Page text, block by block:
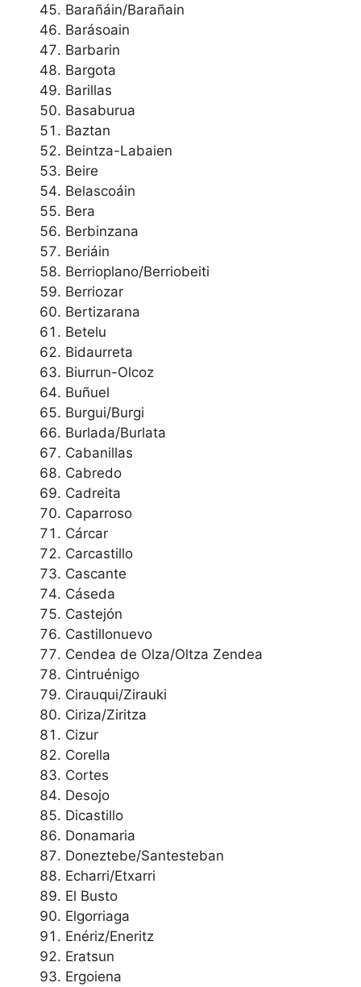
Barañáin/Barañain
Barásoain
Barbarin
Bargota
Barillas
Basaburua
Baztan
Beintza-Labaien
Beire
Belascoáin
Bera
Berbinzana
Beriáin
Berrioplano/Berriobeiti
Berriozar
Bertizarana
Betelu
Bidaurreta
Biurrun-Olcoz
Buñuel
Burgui/Burgi
Burlada/Burlata
Cabanillas
Cabredo
Cadreita
Caparroso
Cárcar
Carcastillo
Cascante
Cáseda
Castejón
Castillonuevo
Cendea de Olza/Oltza Zendea
Cintruénigo
Cirauqui/Zirauki
Ciriza/Ziritza
Cizur
Corella
Cortes
Desojo
Dicastillo
Donamaria
Doneztebe/Santesteban
Echarri/Etxarri
El Busto
Elgorriaga
Enériz/Eneritz
Eratsun
Ergoiena